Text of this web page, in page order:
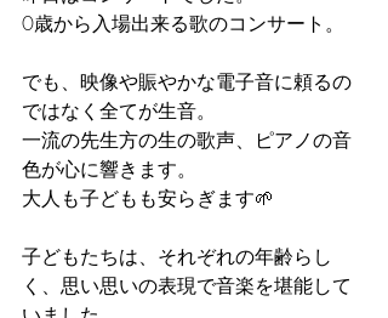
0歳から入場出来る歌のコンサート。
でも、映像や賑やかな電子音に頼るの
ではなく全てが生音。
一流の先生方の生の歌声、ピアノの音
色が心に響きます。
大人も子どもも安らぎます🌱
子どもたちは、それぞれの年齢らし
く、思い思いの表現で音楽を堪能して